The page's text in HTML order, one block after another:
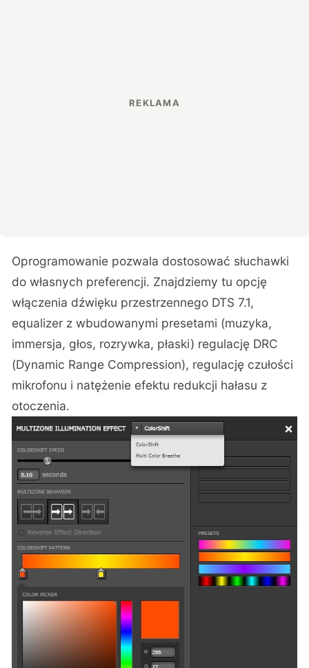
Oprogramowanie pozwala dostosować słuchawki
do własnych preferencji. Znajdziemy tu opcję
włączenia dźwięku przestrzennego DTS 7.1,
equalizer z wbudowanymi presetami (muzyka,
immersja, głos, rozrywka, płaski) regulację DRC
(Dynamic Range Compression), regulację czułości
mikrofonu i natężenie efektu redukcji hałasu z
otoczenia.